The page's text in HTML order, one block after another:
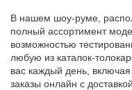
В нашем шоу-руме,
полный ассортимент
возможностью
любую из каталок-
вас каждый день,
заказы онлайн с